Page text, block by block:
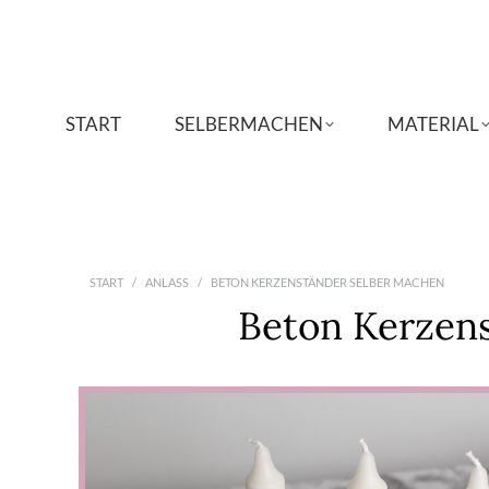
START SELBERMACHEN MATERIAL
Sie befinden sich hier:
START ANLASS BETON KERZENSTÄNDER SELBER MACHEN
Beton
START SELBERMACHEN MATERIAL